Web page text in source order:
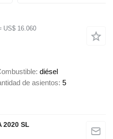
US$ 16.060
diésel
de asientos 5
2020 SL